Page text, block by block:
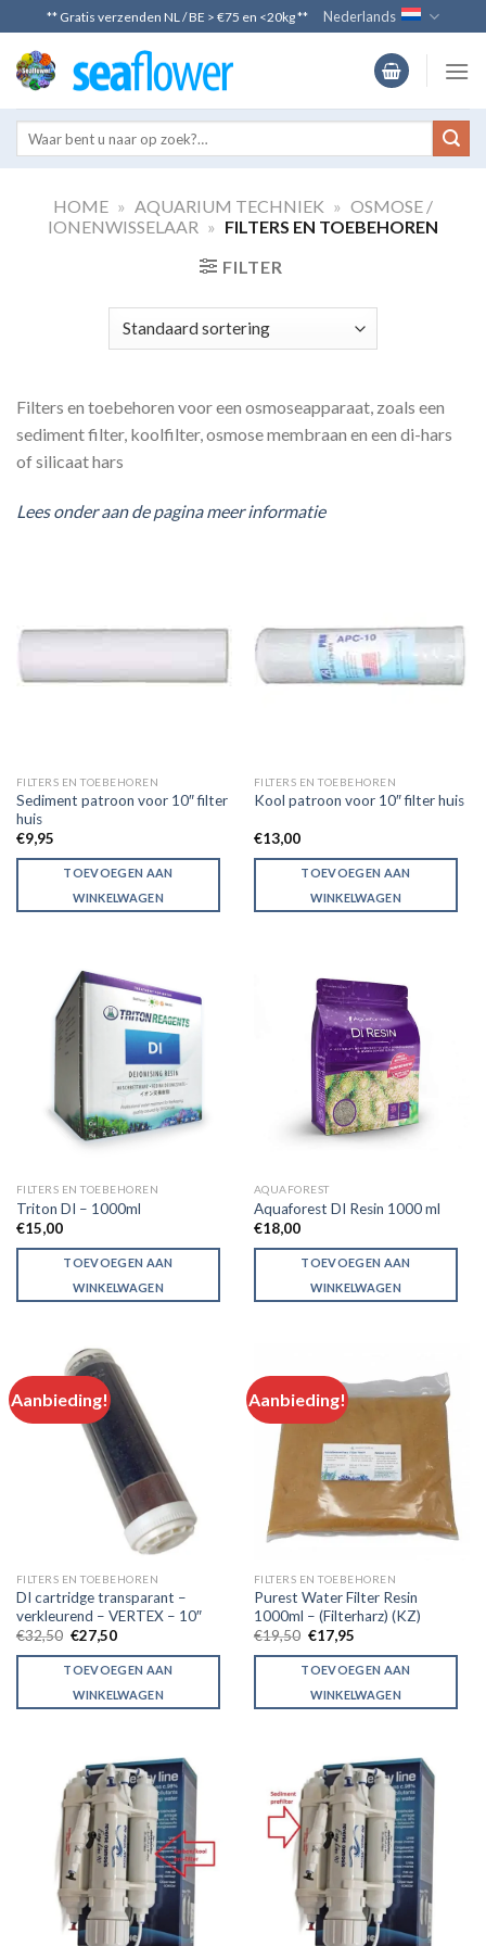
to
content
** Gratis verzenden NL / BE > €75 en <20kg ** Nederlands
HOME » AQUARIUM TECHNIEK » OSMOSE /
IONENWISSELAAR » FILTERS EN TOEBEHOREN
FILTER
Filters en toebehoren voor een osmoseapparaat, zoals een
sediment filter, koolfilter, osmose membraan en een di-hars
of silicaat hars
Lees onder aan de pagina meer informatie
FILTERS EN TOEBEHOREN
Sediment patroon voor 10″ filter
huis
€9,95
TOEVOEGEN AAN
WINKELWAGEN
FILTERS EN TOEBEHOREN
Kool patroon voor 10″ filter huis
€13,00
TOEVOEGEN AAN
WINKELWAGEN
FILTERS EN TOEBEHOREN
Triton DI – 1000ml
€15,00
TOEVOEGEN AAN
WINKELWAGEN
AQUAFOREST
Aquaforest DI Resin 1000 ml
€18,00
TOEVOEGEN AAN
WINKELWAGEN
Aanbieding!
FILTERS EN TOEBEHOREN
DI cartridge transparant –
verkleurend – VERTEX – 10″
€32,50 Original
price
was:
€32,50.
€27,50Current
is:
€27,50.
TOEVOEGEN AAN
WINKELWAGEN
Aanbieding!
FILTERS EN TOEBEHOREN
Purest Water Filter Resin
1000ml – (Filterharz) (KZ)
€19,50 Original
price
was:
€19,50.
€17,95Current
is:
€17,95.
TOEVOEGEN AAN
WINKELWAGEN